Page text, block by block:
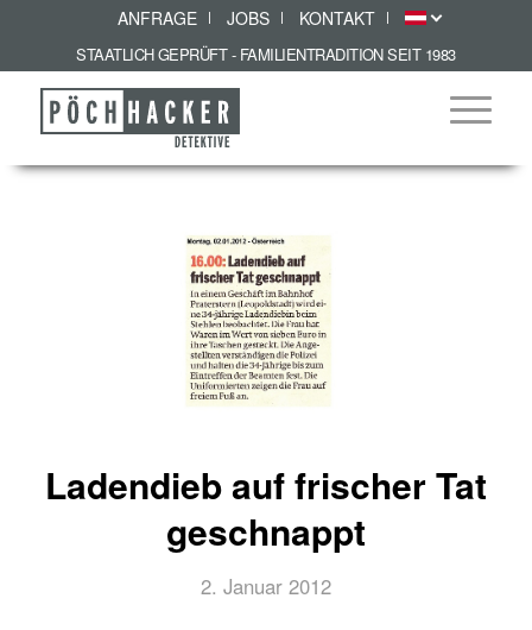
ANFRAGE JOBS KONTAKT
STAATLICH GEPRÜFT - FAMILIENTRADITION SEIT 1983
Ladendieb auf frischer Tat
geschnappt
2. Januar 2012